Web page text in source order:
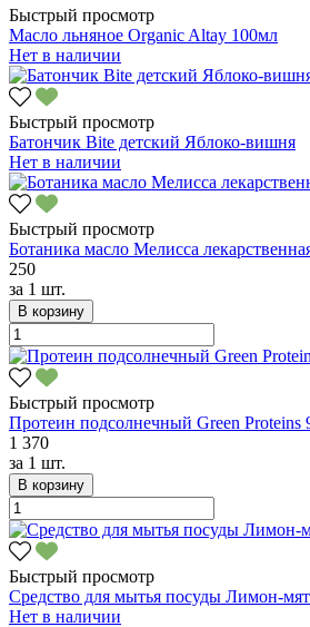
Быстрый просмотр
Масло льняное Organic Altay 100мл
Нет в наличии
Быстрый просмотр
Батончик Bite детский Яблоко-вишня
Нет в наличии
Быстрый просмотр
Ботаника масло Мелисса
250
за 1 шт.
В корзину
Быстрый просмотр
Протеин подсолнечный Green Proteins
1 370
за 1 шт.
В корзину
Быстрый просмотр
Средство для мытья посуды Лимон-
Нет в наличии